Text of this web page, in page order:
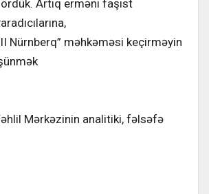
Artıq erməni faşıst
Nürnberq” məhkəməsi keçirməyin
Mərkəzinin analitiki, fəlsəfə